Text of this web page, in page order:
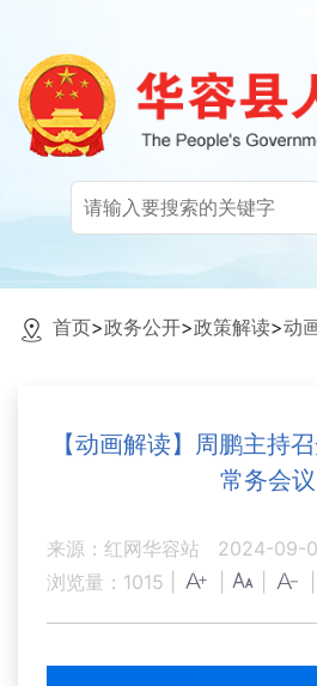
首页>政务公开>政策解读>动
【动画解读】周鹏主持
常务会议
来源：红网华容站
2024-09-
浏览量： 1015